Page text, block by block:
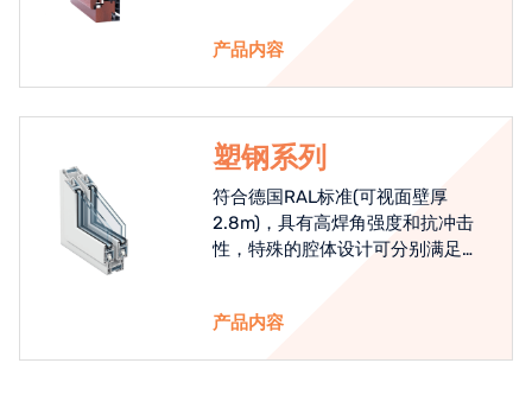
产品内容
塑钢系列
符合德国RAL标准(可视面壁厚
2.8m)，具有高焊角强度和抗冲击
性，特殊的腔体设计可分别满足隔
产品内容